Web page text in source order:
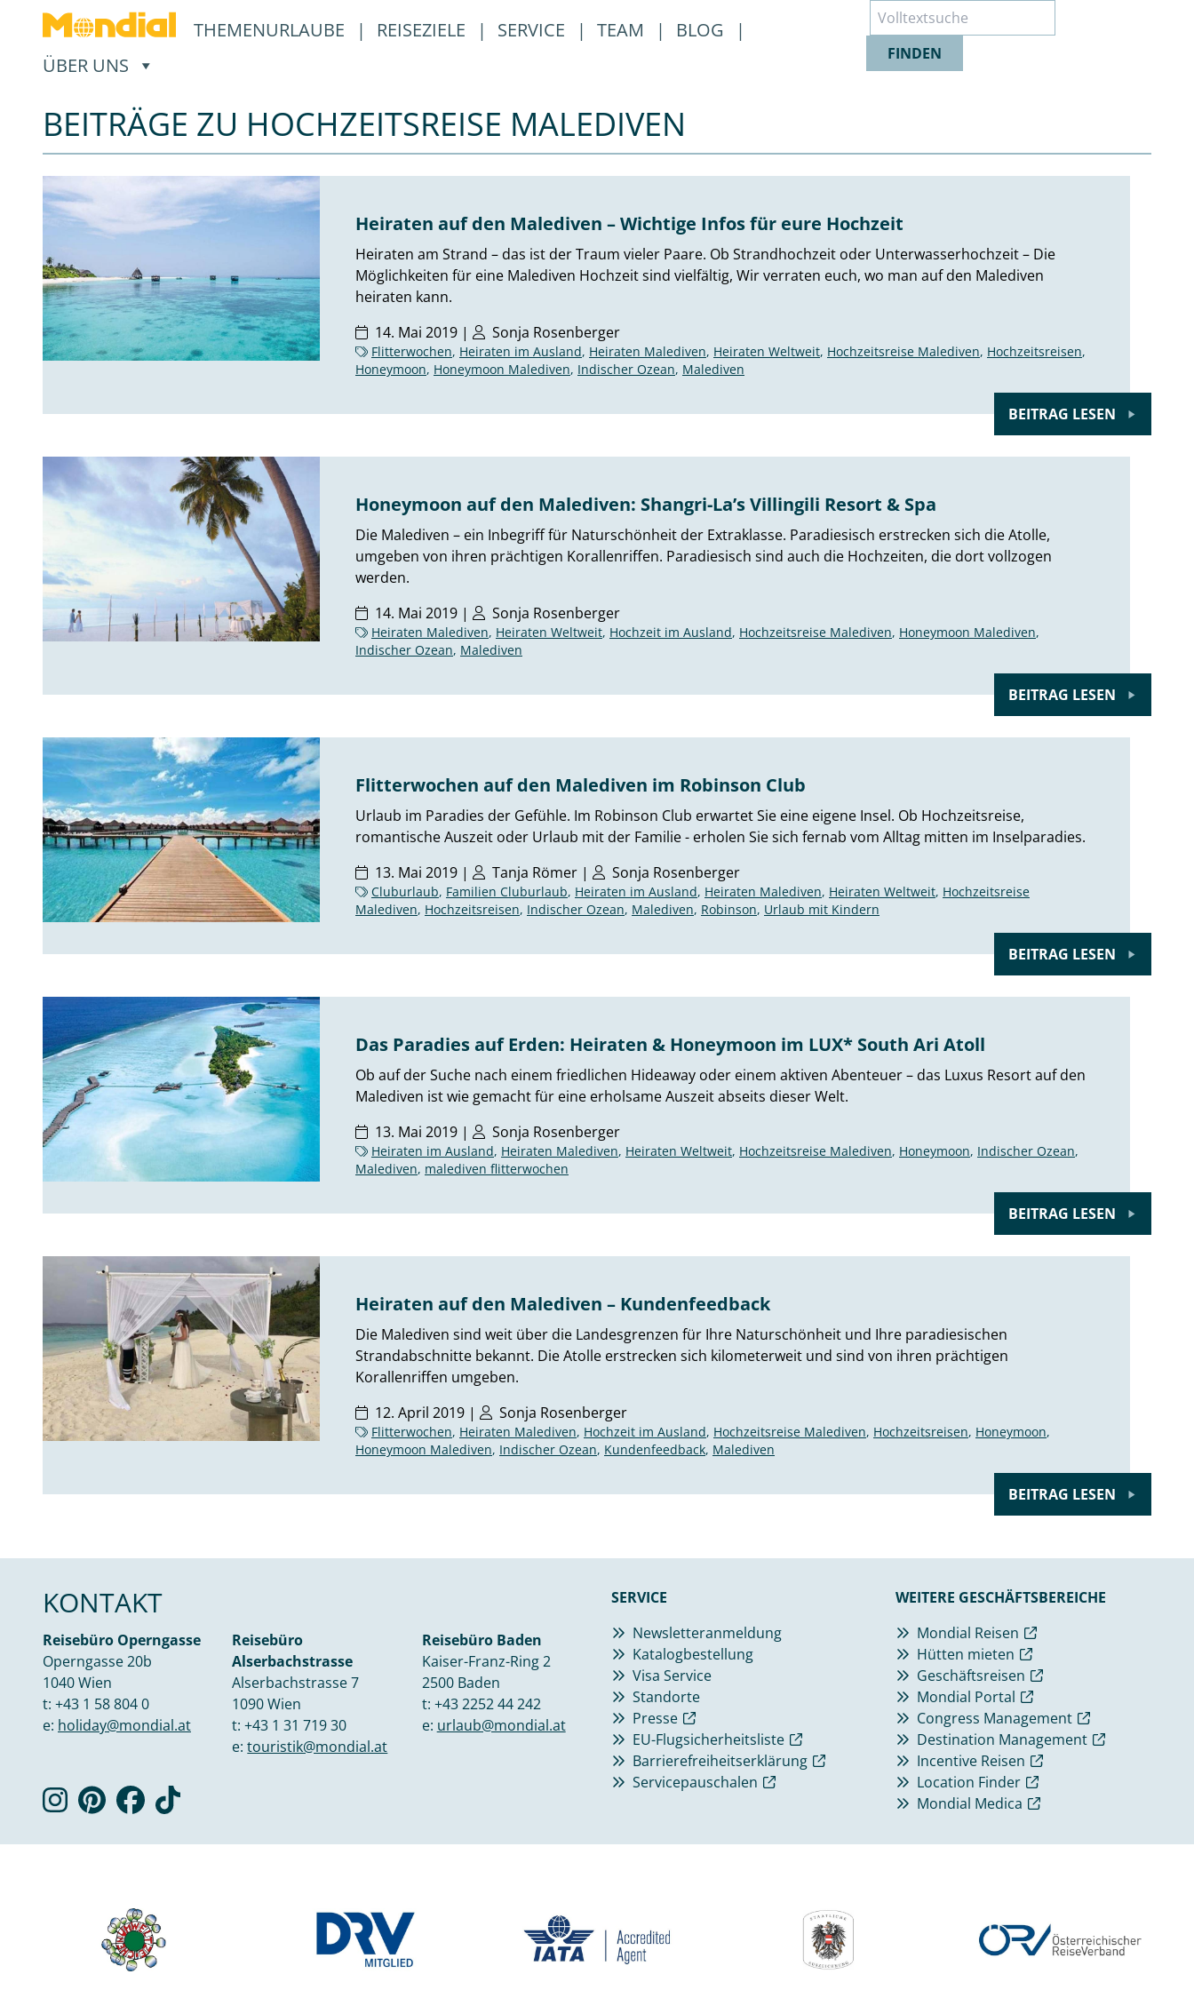
THEMENURLAUBE | REISEZIELE | SERVICE | TEAM | BLOG
|
ÜBER UNS , ÖFFNET EIN UNTERMENÜ
Suche
FINDEN
BEITRÄGE ZU HOCHZEITSREISE MALEDIVEN
Heiraten auf den Malediven – Wichtige Infos für eure Hochzeit
Heiraten am Strand – das ist der Traum vieler Paare. Ob Strandhochzeit oder Unterwasserhochzeit – Die
Möglichkeiten für eine Malediven Hochzeit sind vielfältig, Wir verraten euch, wo man auf den Malediven
heiraten kann.
14. Mai 2019 |
Sonja Rosenberger
Flitterwochen, Heiraten im Ausland, Heiraten Malediven, Heiraten Weltweit, Hochzeitsreise Malediven, Hochzeitsreisen,
Honeymoon, Honeymoon Malediven, Indischer Ozean, Malediven
BEITRAG LESEN
Honeymoon auf den Malediven: Shangri-La’s Villingili Resort & Spa
Die Malediven – ein Inbegriff für Naturschönheit der Extraklasse. Paradiesisch erstrecken sich die Atolle,
umgeben von ihren prächtigen Korallenriffen. Paradiesisch sind auch die Hochzeiten, die dort vollzogen
werden.
14. Mai 2019 |
Sonja Rosenberger
Heiraten Malediven, Heiraten Weltweit, Hochzeit im Ausland, Hochzeitsreise Malediven, Honeymoon Malediven,
Indischer Ozean, Malediven
BEITRAG LESEN
Flitterwochen auf den Malediven im Robinson Club
Urlaub im Paradies der Gefühle. Im Robinson Club erwartet Sie eine eigene Insel. Ob Hochzeitsreise,
romantische Auszeit oder Urlaub mit der Familie - erholen Sie sich fernab vom Alltag mitten im Inselparadies.
13. Mai 2019 |
Tanja Römer | Sonja Rosenberger
Cluburlaub, Familien Cluburlaub, Heiraten im Ausland, Heiraten Malediven, Heiraten Weltweit, Hochzeitsreise
Malediven, Hochzeitsreisen, Indischer Ozean, Malediven, Robinson, Urlaub mit Kindern
BEITRAG LESEN
Das Paradies auf Erden: Heiraten & Honeymoon im LUX* South Ari Atoll
Ob auf der Suche nach einem friedlichen Hideaway oder einem aktiven Abenteuer – das Luxus Resort auf den
Malediven ist wie gemacht für eine erholsame Auszeit abseits dieser Welt.
13. Mai 2019 |
Sonja Rosenberger
Heiraten im Ausland, Heiraten Malediven, Heiraten Weltweit, Hochzeitsreise Malediven, Honeymoon, Indischer Ozean,
Malediven, malediven flitterwochen
BEITRAG LESEN
Heiraten auf den Malediven – Kundenfeedback
Die Malediven sind weit über die Landesgrenzen für Ihre Naturschönheit und Ihre paradiesischen
Strandabschnitte bekannt. Die Atolle erstrecken sich kilometerweit und sind von ihren prächtigen
Korallenriffen umgeben.
12. April 2019 |
Sonja Rosenberger
Flitterwochen, Heiraten Malediven, Hochzeit im Ausland, Hochzeitsreise Malediven, Hochzeitsreisen, Honeymoon,
Honeymoon Malediven, Indischer Ozean, Kundenfeedback, Malediven
BEITRAG LESEN
KONTAKT
Reisebüro Operngasse
Operngasse 20b
1040 Wien
t: +43 1 58 804 0
e: holiday@mondial.at
Reisebüro
Alserbachstrasse
Alserbachstrasse 7
1090 Wien
t:+43 1 31 719 30
e:touristik@mondial.at
Reisebüro Baden
Kaiser-Franz-Ring 2
2500 Baden
t: +43 2252 44 242
e: urlaub@mondial.at
SERVICE
Newsletteranmeldung
Katalogbestellung
Visa Service
Standorte
Presse
EU-Flugsicherheitsliste
Barrierefreiheitserklärung
Servicepauschalen
WEITERE GESCHÄFTSBEREICHE
Mondial Reisen
Hütten mieten
Geschäftsreisen
Mondial Portal
Congress Management
Destination Management
Incentive Reisen
Location Finder
Mondial Medica